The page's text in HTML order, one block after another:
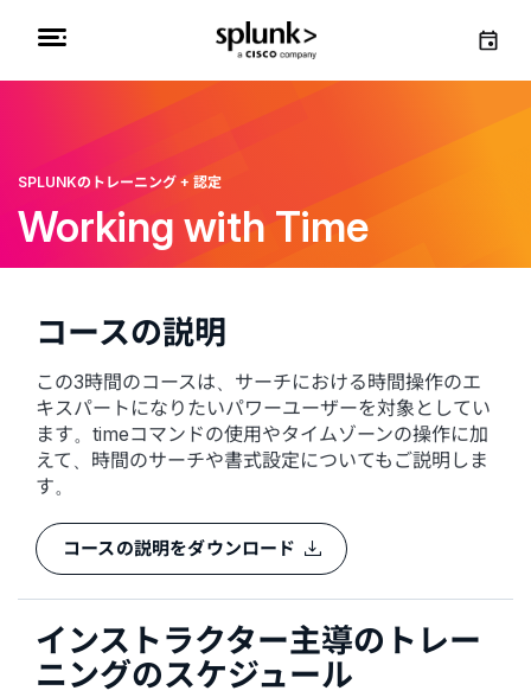
SPLUNKのトレーニング + 認定
Working with Time
コースの説明
この3時間のコースは、サーチにおける時間操作のエ
キスパートになりたいパワーユーザーを対象としてい
ます。timeコマンドの使用やタイムゾーンの操作に加
えて、時間のサーチや書式設定についてもご説明しま
す。
コースの説明をダウンロード
インストラクター主導のトレー
ニングのスケジュール